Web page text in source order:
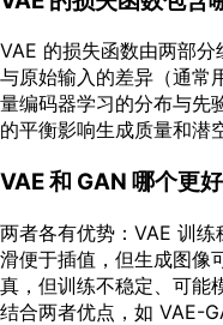
VAE 的损失函数由两部
与原始输入的差异（通常
量编码器学习的分布与先
的平衡影响生成质量和潜
VAE 和 GAN 哪个更
两者各有优势：VAE 训
滑便于插值，但生成图像
真，但训练不稳定、可能
结合两者优点，如 VAE-